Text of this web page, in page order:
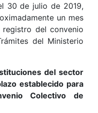
30 de julio de 2019,
un mes
del convenio
del Ministerio
del sector
establecido para
Colectivo de